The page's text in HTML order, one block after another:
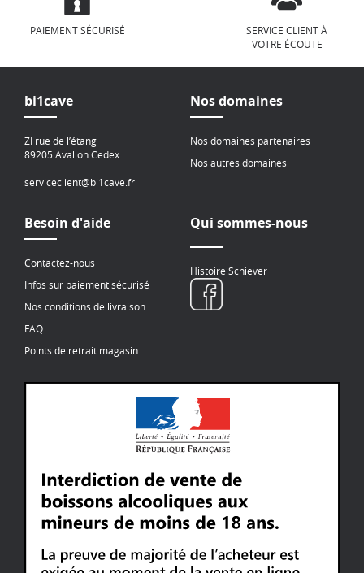
PAIEMENT SÉCURISÉ
SERVICE CLIENT À
VOTRE ÉCOUTE
bi1cave
ZI rue de l’étang
89205 Avallon Cedex
serviceclient@bi1cave.fr
Nos domaines
Nos domaines partenaires
Nos autres domaines
Besoin d'aide
Contactez-nous
Infos sur paiement sécurisé
Nos conditions de livraison
FAQ
Points de retrait magasin
Qui sommes-nous
Histoire Schiever